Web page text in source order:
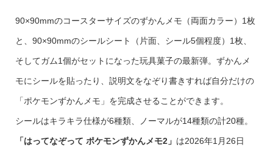
90×90mmのコースターサイズのずかんメモ（両面カラー）1枚
と、90×90mmのシールシート（片面、シール5個程度）1枚、
そしてガム1個がセットになった玩具菓子の最新弾。ずかんメ
モにシールを貼ったり、説明文をなぞり書きすれば自分だけの
「ポケモンずかんメモ」を完成させることができます。
シールはキラキラ仕様が6種類、ノーマルが14種類の計20種。
「はってなぞって ポケモンずかんメモ2」 は2026年1月26日